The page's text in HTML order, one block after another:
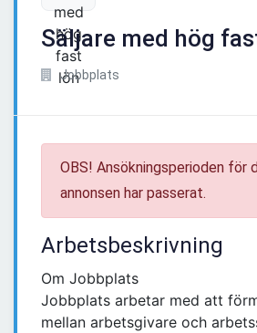
Säljare med hög
Jobbplats
OBS! Ansökningsperioden för
annonsen har passerat.
Arbetsbeskrivning
Om Jobbplats
Jobbplats arbetar med att
mellan arbetsgivare och